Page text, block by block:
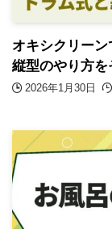
オキシクリー
縦型のやり方
2026年1月30日